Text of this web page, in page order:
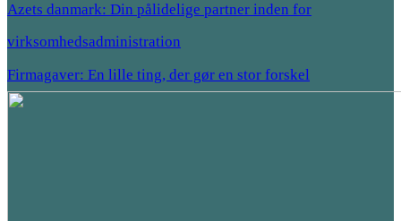
Azets danmark: Din pålidelige partner inden for
virksomhedsadministration
Firmagaver: En lille ting, der gør en stor forskel